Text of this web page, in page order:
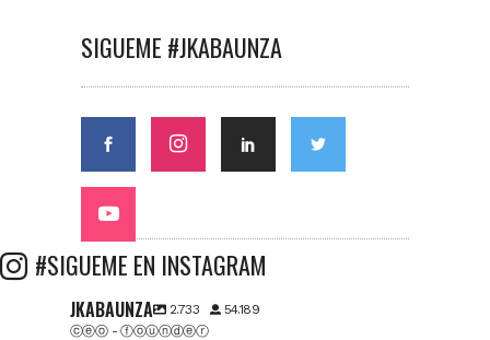
SIGUEME #JKABAUNZA
#SIGUEME EN INSTAGRAM
JKABAUNZA 2.733
54.189
ⓒⓔⓞ - ⓕⓞⓤⓝⓓⓔⓡ